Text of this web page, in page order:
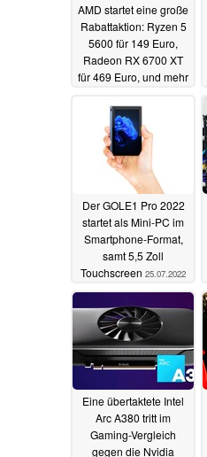
AMD startet eine große
Rabattaktion: Ryzen 5
5600 für 149 Euro,
Radeon RX 6700 XT
für 469 Euro, und mehr
Der GOLE1 Pro 2022
startet als Mini-PC im
Smartphone-Format,
samt 5,5 Zoll
Touchscreen 25.07.2022
Eine übertaktete Intel
Arc A380 tritt im
Gaming-Vergleich
gegen die Nvidia